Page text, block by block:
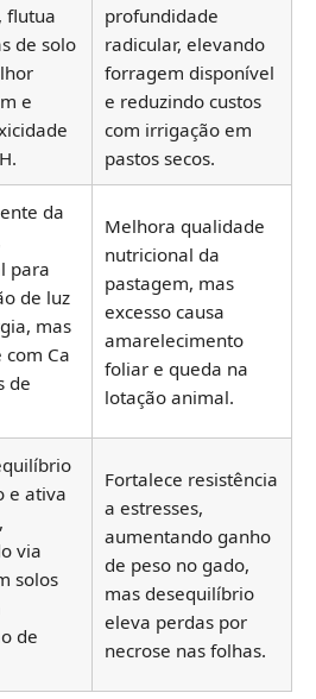
flutua
de solo
e
profundidade
radicular, elevando
forragem disponível
e reduzindo custos
com irrigação em
pastos secos.
da
para
de luz
mas
Ca
de
Melhora qualidade
nutricional da
pastagem, mas
excesso causa
amarelecimento
foliar e queda na
lotação animal.
e ativa
via
solos
de
Fortalece resistência
a estresses,
aumentando ganho
de peso no gado,
mas desequilíbrio
eleva perdas por
necrose nas folhas.